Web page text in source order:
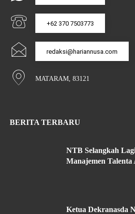
+62 370 7503773
redaksi@hariannusa.com
MATARAM, 83121
BERITA TERBARU
NTB Selangkah
Manajemen Talenta
Ketua Dekranasda